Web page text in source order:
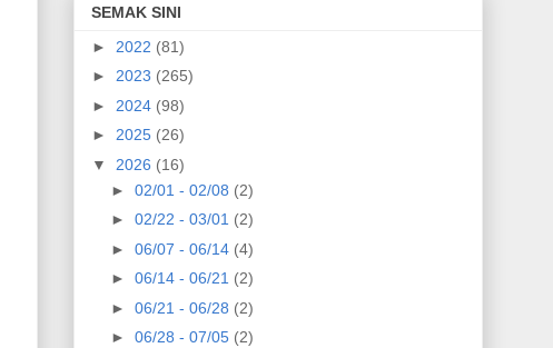
SEMAK SINI
► 2022 (81)
► 2023 (265)
► 2024 (98)
► 2025 (26)
▼ 2026 (16)
► 02/01 - 02/08 (2)
► 02/22 - 03/01 (2)
► 06/07 - 06/14 (4)
► 06/14 - 06/21 (2)
► 06/21 - 06/28 (2)
► 06/28 - 07/05 (2)